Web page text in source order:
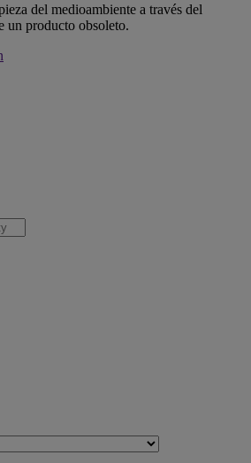
del medioambiente a través del
un producto obsoleto.